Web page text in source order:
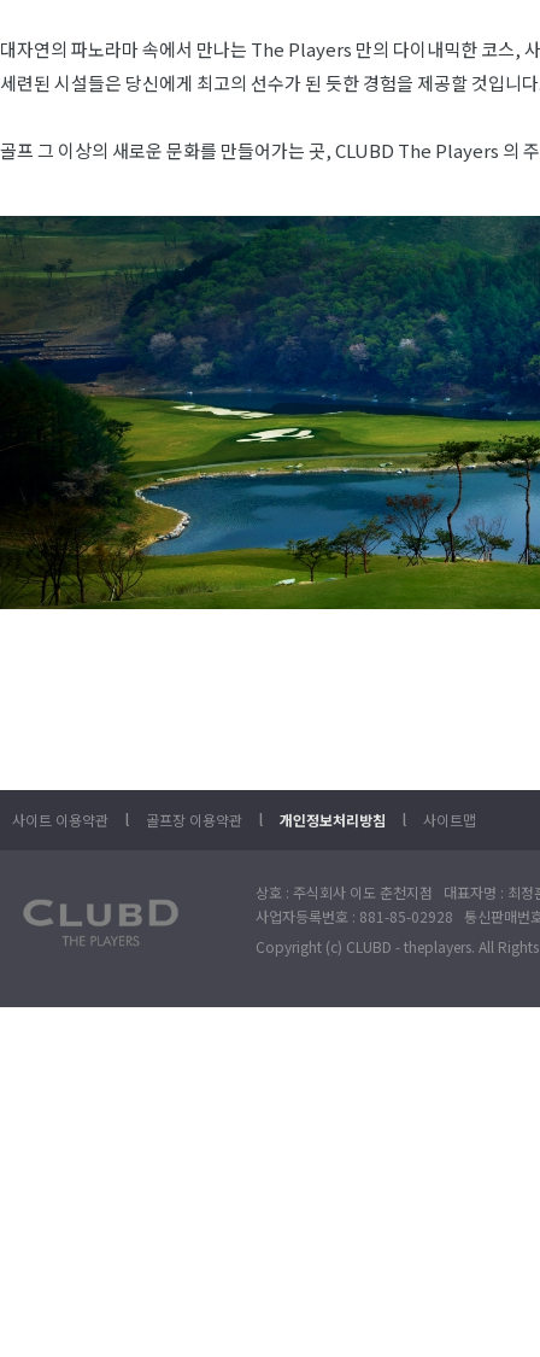
대자연의 파노라마 속에서 만나는 The Players 만의 다이내믹한 코스,
세련된 시설들은 당신에게 최고의 선수가 된 듯한 경험을 제공할 것입니
골프 그 이상의 새로운 문화를 만들어가는 곳, CLUBD The Players 의
사이트 이용약관 l 골프장 이용약관 l 개인정보처리방침 l 사이트맵
상호 : 주식회사 이도 춘천지점 대표자명 : 최
사업자등록번호 : 881-85-02928 통신판매번
Copyright (c) CLUBD - theplayers. All